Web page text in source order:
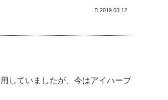
2019.03.12
用していましたが、今はアイハーブ